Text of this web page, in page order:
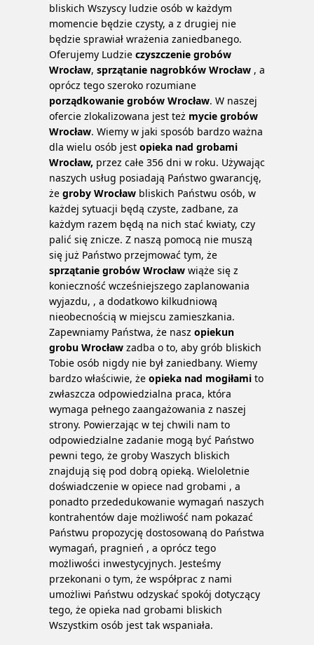
bliskich Wszyscy ludzie osób w każdym
momencie będzie czysty, a z drugiej nie
będzie sprawiał wrażenia zaniedbanego.
Oferujemy Ludzie czyszczenie grobów
Wrocław, sprzątanie nagrobków Wrocław , a
oprócz tego szeroko rozumiane
porządkowanie grobów Wrocław. W naszej
ofercie zlokalizowana jest też mycie grobów
Wrocław. Wiemy w jaki sposób bardzo ważna
dla wielu osób jest opieka nad grobami
Wrocław, przez całe 356 dni w roku. Używając
naszych usług posiadają Państwo gwarancję,
że groby Wrocław bliskich Państwu osób, w
każdej sytuacji będą czyste, zadbane, za
każdym razem będą na nich stać kwiaty, czy
palić się znicze. Z naszą pomocą nie muszą
się już Państwo przejmować tym, że
sprzątanie grobów Wrocław wiąże się z
konieczność wcześniejszego zaplanowania
wyjazdu, , a dodatkowo kilkudniową
nieobecnością w miejscu zamieszkania.
Zapewniamy Państwa, że nasz opiekun
grobu Wrocław zadba o to, aby grób bliskich
Tobie osób nigdy nie był zaniedbany. Wiemy
bardzo właściwie, że opieka nad mogiłami to
zwłaszcza odpowiedzialna praca, która
wymaga pełnego zaangażowania z naszej
strony. Powierzając w tej chwili nam to
odpowiedzialne zadanie mogą być Państwo
pewni tego, że groby Waszych bliskich
znajdują się pod dobrą opieką. Wieloletnie
doświadczenie w opiece nad grobami , a
ponadto przededukowanie wymagań naszych
kontrahentów daje możliwość nam pokazać
Państwu propozycję dostosowaną do Państwa
wymagań, pragnień , a oprócz tego
możliwości inwestycyjnych. Jesteśmy
przekonani o tym, że współprac z nami
umożliwi Państwu odzyskać spokój dotyczący
tego, że opieka nad grobami bliskich
Wszystkim osób jest tak wspaniała.